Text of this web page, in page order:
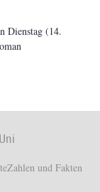
Dienstag (14.
Zahlen und Fakten